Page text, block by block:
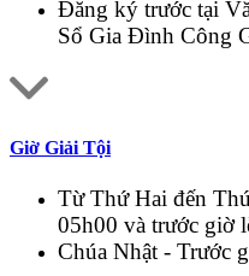
Đăng ký trước tại
Sổ Gia Đình Công
Giờ Giải Tội
Từ Thứ Hai đến
05h00 và trước giờ
Chúa Nhật - Trước